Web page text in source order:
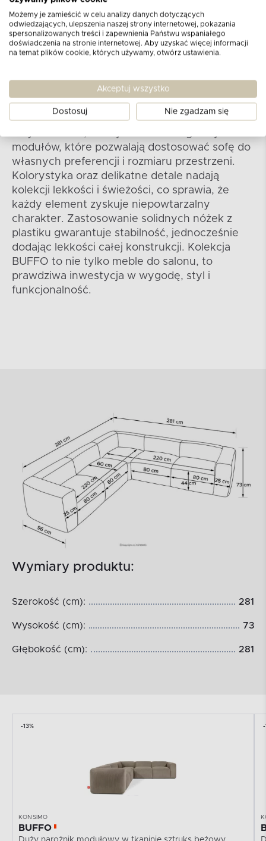
Kolekcja BUFFO
elegancję, ale również nawiązuje do stylu
boho, tworząc unikalną harmonię w każdym
pomieszczeniu. Dbając o różnorodność i
modułów, które pozwalają dostosować sofę do
własnych preferencji i rozmiaru przestrzeni.
Kolorystyka oraz delikatne detale nadają
kolekcji lekkości i świeżości, co sprawia, że
każdy element zyskuje niepowtarzalny
charakter. Zastosowanie solidnych nóżek z
plastiku gwarantuje stabilność, jednocześnie
dodając lekkości całej konstrukcji. Kolekcja
BUFFO to nie tylko meble do salonu, to
prawdziwa inwestycja w wygodę, styl i
funkcjonalność.
Wymiary produktu:
Szerokość (cm): 281
Wysokość (cm): 73
Głębokość (cm): 281
-13%
KONSIMO
BUFFO
-
Możemy je zamieścić w celu analizy danych dotyczących
odwiedzających, ulepszenia naszej strony internetowej, pokazania
spersonalizowanych treści i zapewnienia Państwu wspaniałego
doświadczenia na stronie internetowej. Aby uzyskać więcej informacji
na temat plików cookie, których używamy, otwórz ustawienia.
Akceptuj wszystko
Dostosuj Nie zgadzam się